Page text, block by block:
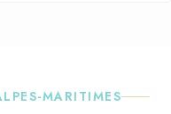
MARITIMES